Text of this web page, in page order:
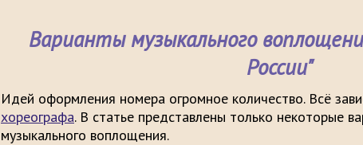
Варианты музыкального
России"
Идей оформления номера огромное количество. Всё
хореографа. В статье представлены только некоторые
музыкального воплощения.